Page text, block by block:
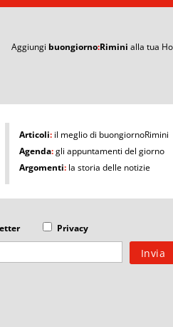
Aggiungi buongiorno:Riminialla tua
I Articoli: il meglio di buongiornoRimini
Agenda:gli appuntamenti del giorno
Argomenti: la storia delle notizie
Privacy